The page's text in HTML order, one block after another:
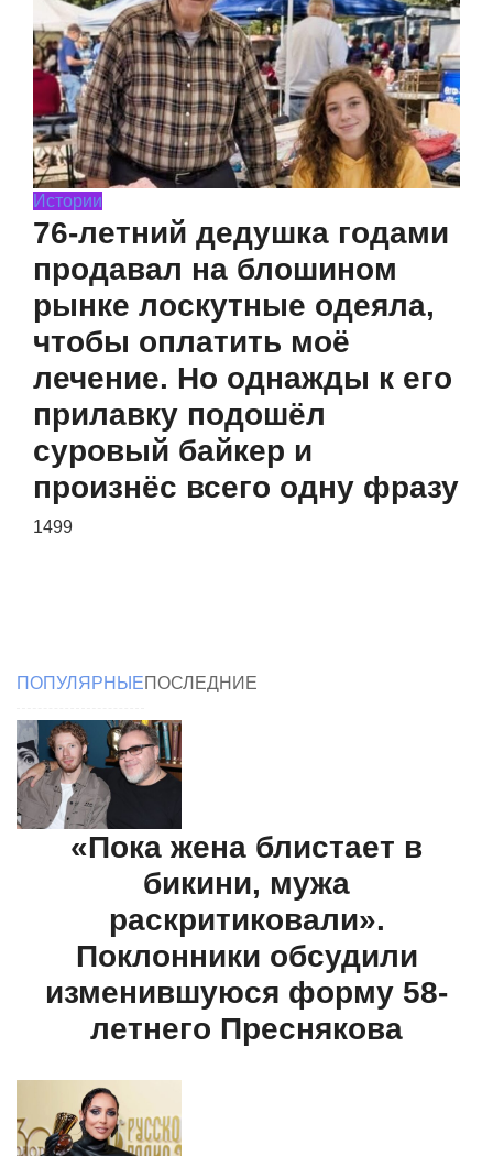
Истории
76-летний дедушка годами
продавал на блошином
рынке лоскутные одеяла,
чтобы оплатить моё
лечение. Но однажды к его
прилавку подошёл
суровый байкер и
произнёс всего одну фразу
1499
ПОПУЛЯРНЫЕПОСЛЕДНИЕ
«Пока жена блистает в
бикини, мужа
раскритиковали».
Поклонники обсудили
изменившуюся форму 58-
летнего Преснякова